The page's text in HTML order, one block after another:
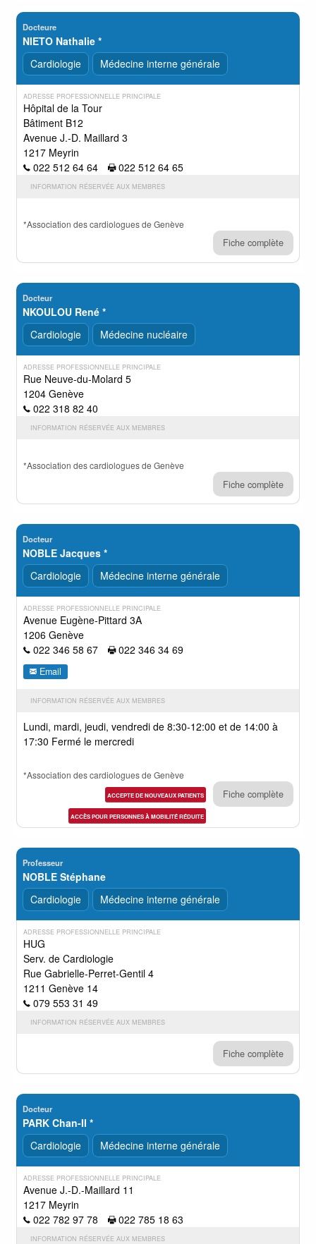
Docteure
NIETO Nathalie *
Cardiologie
Médecine interne générale
ADRESSE PROFESSIONNELLE PRINCIPALE
Hôpital de la Tour
Bâtiment B12
Avenue J.-D. Maillard 3
1217 Meyrin
022 512 64 64
022 512 64 65
INFORMATION RÉSERVÉE AUX MEMBRES
*Association des cardiologues de Genève
Fiche complète
Docteur
NKOULOU René *
Cardiologie
Médecine nucléaire
ADRESSE PROFESSIONNELLE PRINCIPALE
Rue Neuve-du-Molard 5
1204 Genève
022 318 82 40
INFORMATION RÉSERVÉE AUX MEMBRES
*Association des cardiologues de Genève
Fiche complète
Docteur
NOBLE Jacques *
Cardiologie
Médecine interne générale
ADRESSE PROFESSIONNELLE PRINCIPALE
Avenue Eugène-Pittard 3A
1206 Genève
022 346 58 67
022 346 34 69
Email
INFORMATION RÉSERVÉE AUX MEMBRES
Lundi, mardi, jeudi, vendredi de 8:30-12:00 et de 14:00 à
17:30 Fermé le mercredi
*Association des cardiologues de Genève
Fiche complète
ACCEPTE DE NOUVEAUX PATIENTS
ACCÈS POUR PERSONNES À MOBILITÉ RÉDUITE
Professeur
NOBLE Stéphane
Cardiologie
Médecine interne générale
ADRESSE PROFESSIONNELLE PRINCIPALE
HUG
Serv. de Cardiologie
Rue Gabrielle-Perret-Gentil 4
1211 Genève 14
079 553 31 49
INFORMATION RÉSERVÉE AUX MEMBRES
Fiche complète
Docteur
PARK Chan-Il *
Cardiologie
Médecine interne générale
ADRESSE PROFESSIONNELLE PRINCIPALE
Avenue J.-D.-Maillard 11
1217 Meyrin
022 782 97 78
022 785 18 63
INFORMATION RÉSERVÉE AUX MEMBRES